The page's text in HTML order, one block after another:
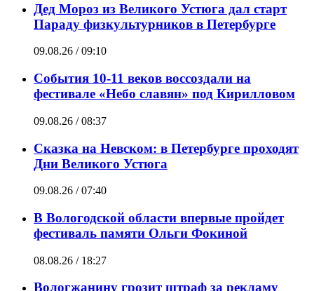
Дед Мороз из Великого Устюга дал старт
Параду физкультурников в Петербурге
09.08.26 / 09:10
События 10-11 веков воссоздали на
фестивале «Небо славян» под Кирилловом
09.08.26 / 08:37
Сказка на Невском: в Петербурге проходят
Дни Великого Устюга
09.08.26 / 07:40
В Вологодской области впервые пройдет
фестиваль памяти Ольги Фокиной
08.08.26 / 18:27
Вологжанину грозит штраф за рекламу